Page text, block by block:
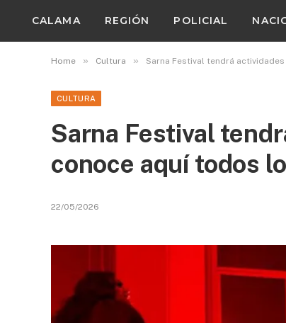
CALAMA REGIÓN POLICIAL
Home » Cultura » Sarna Festival tendrá
CULTURA
Sarna Festival
conoce aquí todos
22/05/2026